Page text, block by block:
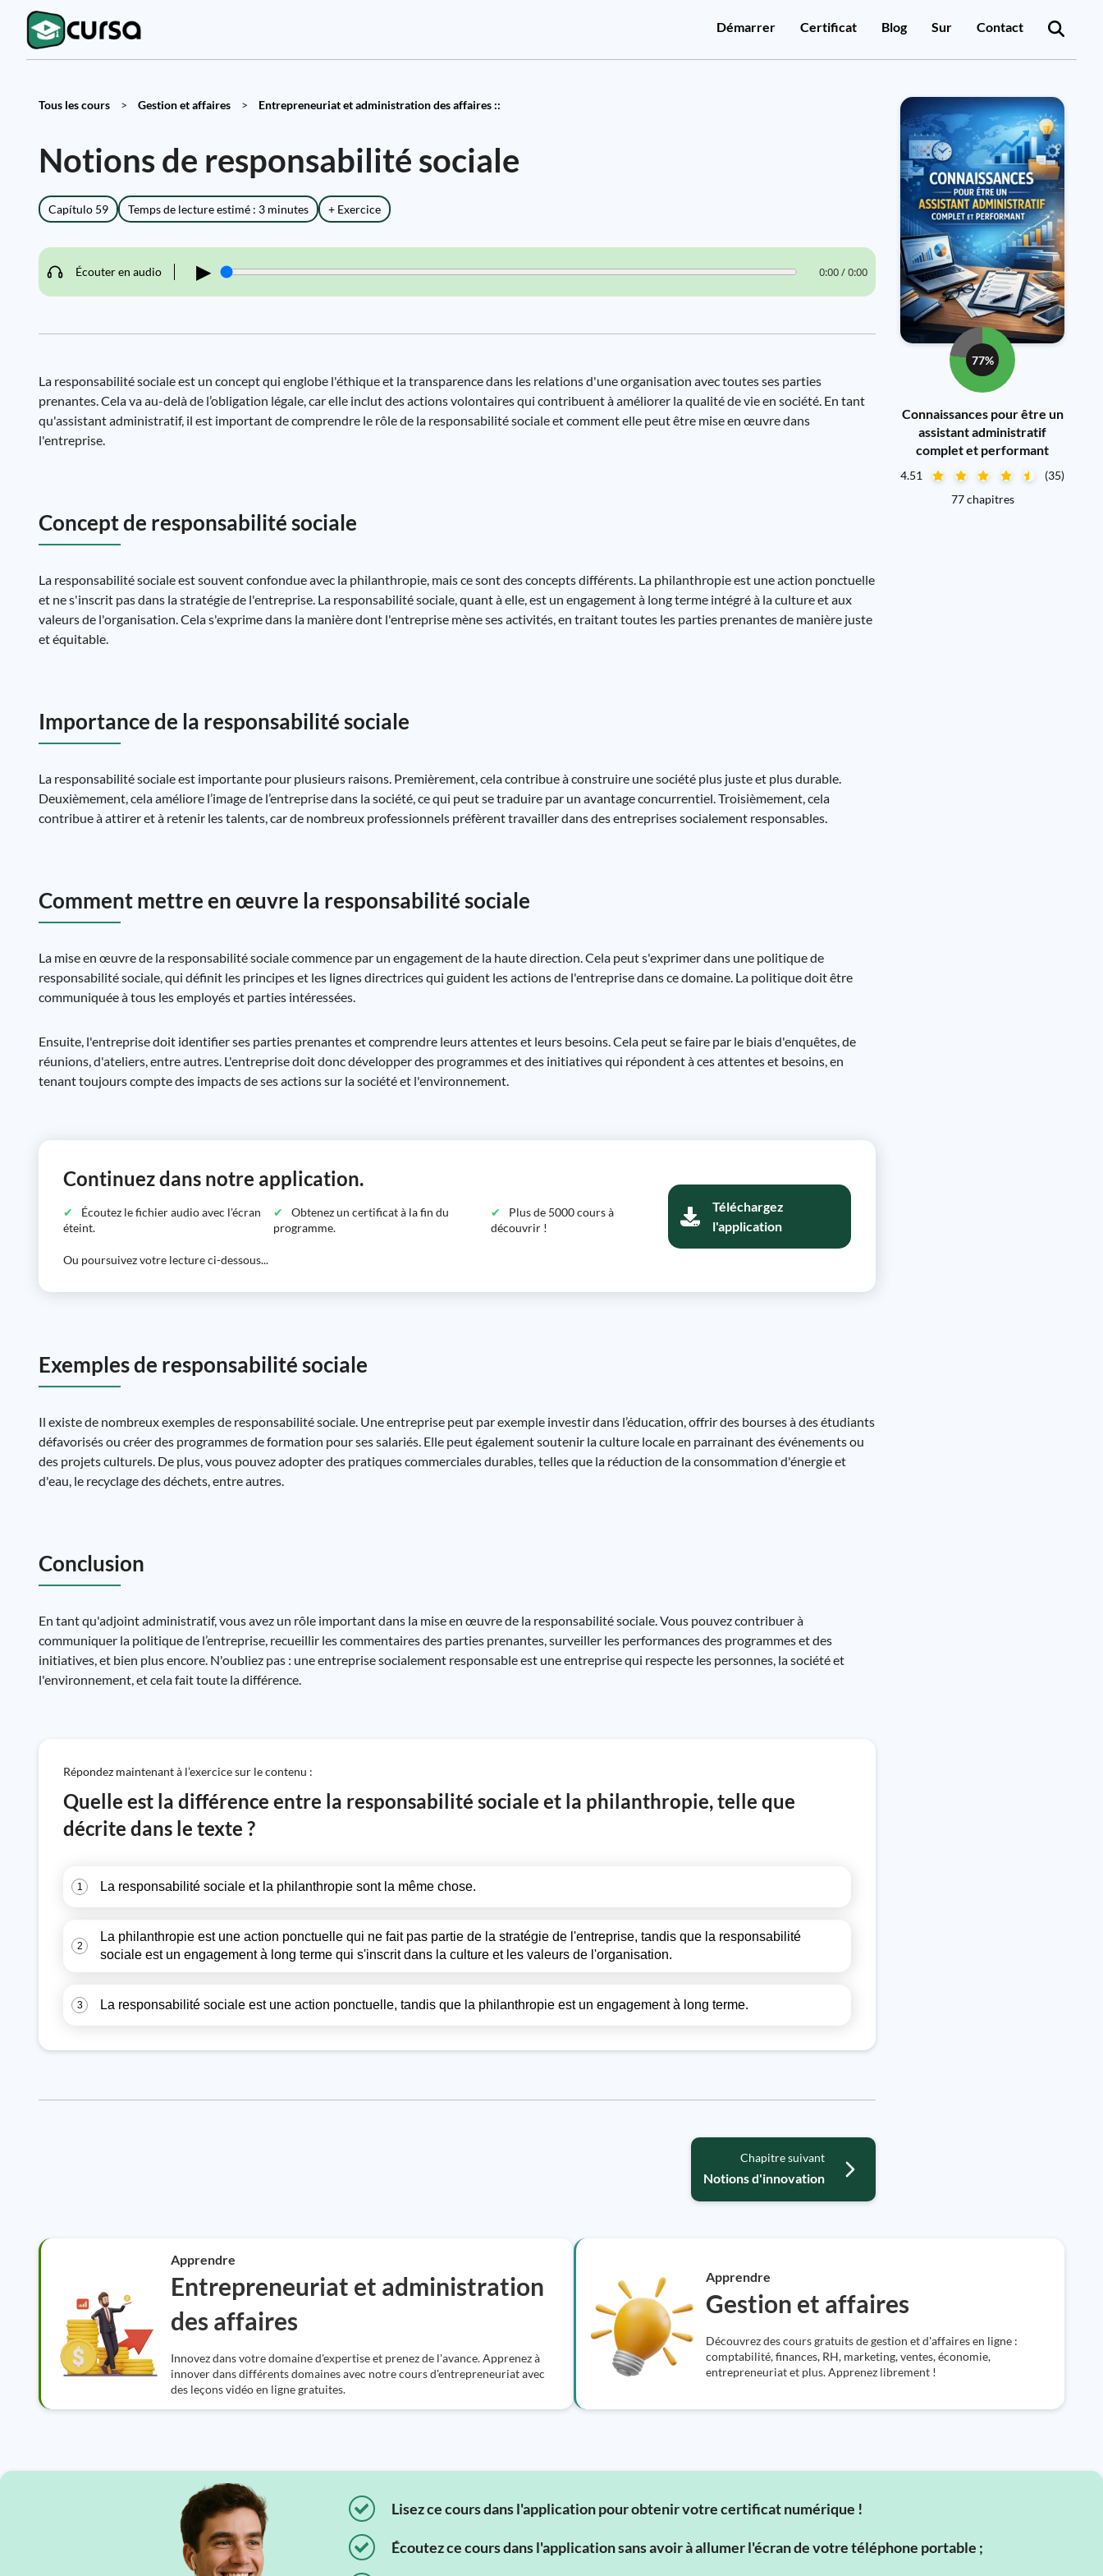
Démarrer Certificat Blog Sur Contact
Tous les cours > Gestion et affaires > Entrepreneuriat et administration des affaires ::
Notions de responsabilité sociale
Capítulo 59 Temps de lecture estimé : 3 minutes + Exercice
Écouter en audio ▶ 0:00 / 0:00
La responsabilité sociale est un concept qui englobe l'éthique et la transparence dans les relations d'une organisation avec toutes ses parties
prenantes. Cela va au-delà de l’obligation légale, car elle inclut des actions volontaires qui contribuent à améliorer la qualité de vie en société. En tant
qu'assistant administratif, il est important de comprendre le rôle de la responsabilité sociale et comment elle peut être mise en œuvre dans
l'entreprise.
Concept de responsabilité sociale
La responsabilité sociale est souvent confondue avec la philanthropie, mais ce sont des concepts différents. La philanthropie est une action ponctuelle
et ne s'inscrit pas dans la stratégie de l'entreprise. La responsabilité sociale, quant à elle, est un engagement à long terme intégré à la culture et aux
valeurs de l'organisation. Cela s'exprime dans la manière dont l'entreprise mène ses activités, en traitant toutes les parties prenantes de manière juste
et équitable.
Importance de la responsabilité sociale
La responsabilité sociale est importante pour plusieurs raisons. Premièrement, cela contribue à construire une société plus juste et plus durable.
Deuxièmement, cela améliore l’image de l’entreprise dans la société, ce qui peut se traduire par un avantage concurrentiel. Troisièmement, cela
contribue à attirer et à retenir les talents, car de nombreux professionnels préfèrent travailler dans des entreprises socialement responsables.
Comment mettre en œuvre la responsabilité sociale
La mise en œuvre de la responsabilité sociale commence par un engagement de la haute direction. Cela peut s'exprimer dans une politique de
responsabilité sociale, qui définit les principes et les lignes directrices qui guident les actions de l'entreprise dans ce domaine. La politique doit être
communiquée à tous les employés et parties intéressées.
Ensuite, l'entreprise doit identifier ses parties prenantes et comprendre leurs attentes et leurs besoins. Cela peut se faire par le biais d'enquêtes, de
réunions, d'ateliers, entre autres. L'entreprise doit donc développer des programmes et des initiatives qui répondent à ces attentes et besoins, en
tenant toujours compte des impacts de ses actions sur la société et l'environnement.
Continuez dans notre application.
Écoutez le fichier audio avec l'écran
éteint.
Obtenez un certificat à la fin du
programme.
Plus de 5000 cours à
découvrir !
Ou poursuivez votre lecture ci-dessous...
Téléchargez
l'application
Exemples de responsabilité sociale
Il existe de nombreux exemples de responsabilité sociale. Une entreprise peut par exemple investir dans l’éducation, offrir des bourses à des étudiants
défavorisés ou créer des programmes de formation pour ses salariés. Elle peut également soutenir la culture locale en parrainant des événements ou
des projets culturels. De plus, vous pouvez adopter des pratiques commerciales durables, telles que la réduction de la consommation d'énergie et
d'eau, le recyclage des déchets, entre autres.
Conclusion
En tant qu'adjoint administratif, vous avez un rôle important dans la mise en œuvre de la responsabilité sociale. Vous pouvez contribuer à
communiquer la politique de l’entreprise, recueillir les commentaires des parties prenantes, surveiller les performances des programmes et des
initiatives, et bien plus encore. N'oubliez pas : une entreprise socialement responsable est une entreprise qui respecte les personnes, la société et
l'environnement, et cela fait toute la différence.
Répondez maintenant à l’exercice sur le contenu :
Quelle est la différence entre la responsabilité sociale et la philanthropie, telle que
décrite dans le texte ?
1 La responsabilité sociale et la philanthropie sont la même chose.
2
La philanthropie est une action ponctuelle qui ne fait pas partie de la stratégie de l'entreprise, tandis que la responsabilité
sociale est un engagement à long terme qui s'inscrit dans la culture et les valeurs de l'organisation.
3 La responsabilité sociale est une action ponctuelle, tandis que la philanthropie est un engagement à long terme.
Chapitre suivant
Notions d'innovation
77%
Connaissances pour être un
assistant administratif
complet et performant
4.51
(35)
77 chapitres
Apprendre
Entrepreneuriat et administration
des affaires
Innovez dans votre domaine d'expertise et prenez de l'avance. Apprenez à
innover dans différents domaines avec notre cours d'entrepreneuriat avec
des leçons vidéo en ligne gratuites.
Apprendre
Gestion et affaires
Découvrez des cours gratuits de gestion et d'affaires en ligne :
comptabilité, finances, RH, marketing, ventes, économie,
entrepreneuriat et plus. Apprenez librement !
Lisez ce cours dans l'application pour obtenir votre certificat numérique !
Écoutez ce cours dans l'application sans avoir à allumer l'écran de votre téléphone portable ;